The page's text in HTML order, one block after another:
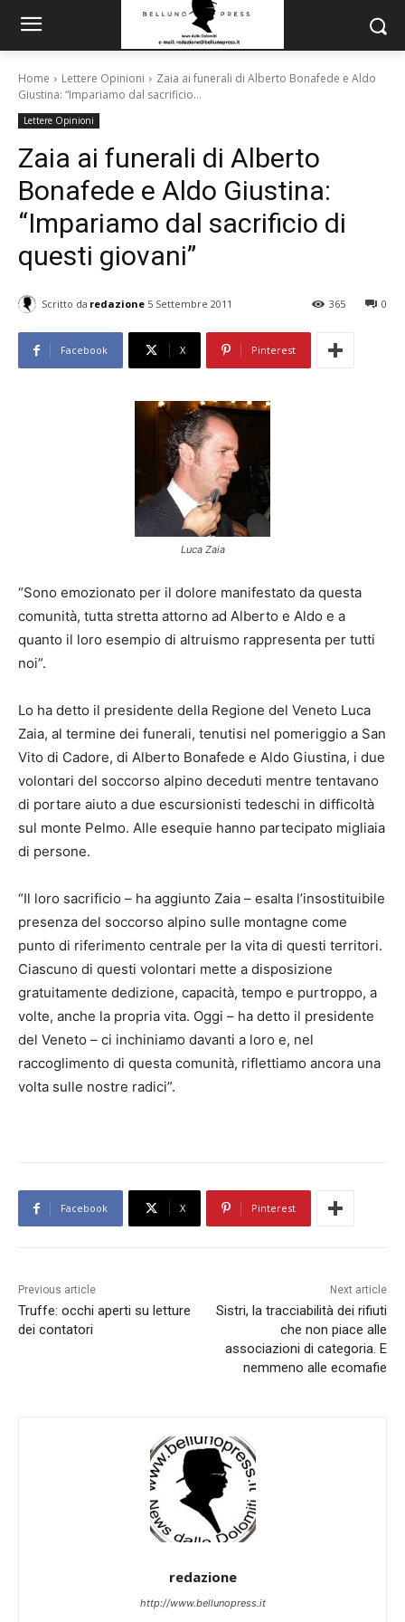
Home Lettere Opinioni
Zaia ai funerali di Alberto Bonafede e Aldo
Giustina: “Impariamo dal sacrificio...
Lettere Opinioni
Zaia ai funerali di Alberto
Bonafede e Aldo Giustina:
“Impariamo dal sacrificio di
questi giovani”
Scritto da redazione 5 Settembre 2011 0
365
Facebook X Pinterest
Luca Zaia
“Sono emozionato per il dolore manifestato da questa
comunità, tutta stretta attorno ad Alberto e Aldo e a
quanto il loro esempio di altruismo rappresenta per tutti
noi”.
Lo ha detto il presidente della Regione del Veneto Luca
Zaia, al termine dei funerali, tenutisi nel pomeriggio a San
Vito di Cadore, di Alberto Bonafede e Aldo Giustina, i due
volontari del soccorso alpino deceduti mentre tentavano
di portare aiuto a due escursionisti tedeschi in difficoltà
sul monte Pelmo. Alle esequie hanno partecipato migliaia
di persone.
“Il loro sacrificio – ha aggiunto Zaia – esalta l’insostituibile
presenza del soccorso alpino sulle montagne come
punto di riferimento centrale per la vita di questi territori.
Ciascuno di questi volontari mette a disposizione
gratuitamente dedizione, capacità, tempo e purtroppo, a
volte, anche la propria vita. Oggi – ha detto il presidente
del Veneto – ci inchiniamo davanti a loro e, nel
raccoglimento di questa comunità, riflettiamo ancora una
volta sulle nostre radici”.
Facebook X Pinterest
Previous article
Truffe: occhi aperti su letture
dei contatori
Next article
Sistri, la tracciabilità dei rifiuti
che non piace alle
associazioni di categoria. E
nemmeno alle ecomafie
redazione
http://www.bellunopress.it